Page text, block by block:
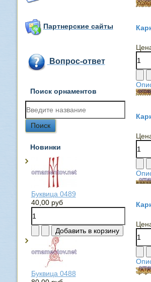
Партнерские сайты
Вопрос-ответ
Поиск орнаментов
Новинки
Буквица 0489
40,00 руб
Буквица 0488